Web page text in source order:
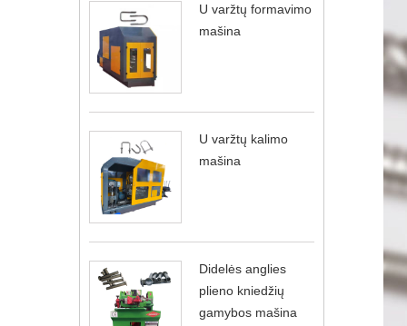
U varžtų formavimo
mašina
U varžtų kalimo
mašina
Didelės anglies
plieno kniedžių
gamybos mašina